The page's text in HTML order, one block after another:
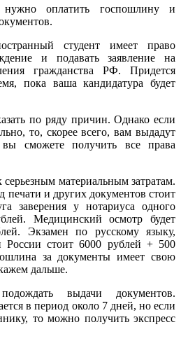
оплатить госпошлину и
студент имеет право
и подавать заявление на
гражданства РФ. Придется
пока ваша кандидатура будет
по ряду причин. Однако если
то, скорее всего, вам выдадут
сможете получить все права
материальным затратам.
печати и других документов стоит
заверения у нотариуса одного
Медицинский осмотр будет
Экзамен по русскому языку,
России стоит 6000 рублей + 500
за документы имеет свою
дальше.
выдачи документов.
в период около 7 дней, но если
то можно получить экспресс